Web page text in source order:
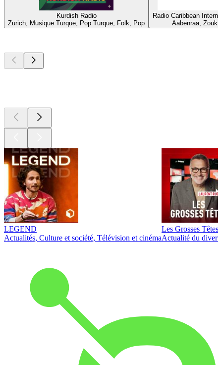
Kurdish Radio
Zurich, Musique Turque, Pop Turque, Folk, Pop
Radio Caribbean
Aabenraa, Zouk
LEGEND
Actualités, Culture et société, Télévision et cinéma
Les Grosses Têtes
Actualité du